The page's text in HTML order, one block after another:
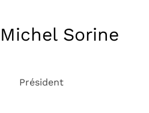
Michel Sorine
Président